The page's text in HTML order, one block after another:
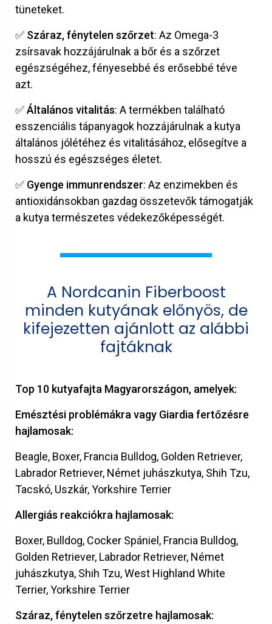
tüneteket.
✅ Száraz, fénytelen szőrzet: Az Omega-3
zsírsavak hozzájárulnak a bőr és a szőrzet
egészségéhez, fényesebbé és erősebbé téve
azt.
✅ Általános vitalitás: A termékben található
esszenciális tápanyagok hozzájárulnak a kutya
általános jólétéhez és vitalitásához, elősegítve a
hosszú és egészséges életet.
✅ Gyenge immunrendszer: Az enzimekben és
antioxidánsokban gazdag összetevők támogatják
a kutya természetes védekezőképességét.
A Nordcanin Fiberboost
minden kutyának előnyös, de
kifejezetten ajánlott az alábbi
fajtáknak
Top 10 kutyafajta Magyarországon, amelyek:
Emésztési problémákra vagy Giardia fertőzésre
hajlamosak:
Beagle, Boxer, Francia Bulldog, Golden Retriever,
Labrador Retriever, Német juhászkutya, Shih Tzu,
Tacskó, Uszkár, Yorkshire Terrier
Allergiás reakciókra hajlamosak:
Boxer, Bulldog, Cocker Spániel, Francia Bulldog,
Golden Retriever, Labrador Retriever, Német
juhászkutya, Shih Tzu,West Highland White
Terrier,Yorkshire Terrier
Száraz, fénytelen szőrzetre hajlamosak: